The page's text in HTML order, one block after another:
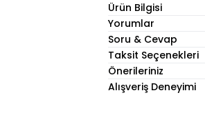
Ürün Bilgisi
Yorumlar
Soru & Cevap
Taksit Seçenekleri
Önerileriniz
Alışveriş Deneyimi